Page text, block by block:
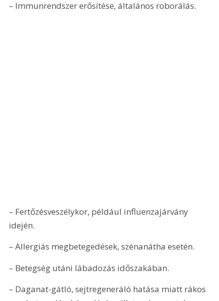
– Immunrendszer erősítése, általános roborálás.
– Fertőzésveszélykor, például influenzajárvány
idején.
– Allergiás megbetegedések, szénanátha esetén.
– Betegség utáni lábadozás időszakában.
– Daganat-gátló, sejtregeneráló hatása miatt rákos